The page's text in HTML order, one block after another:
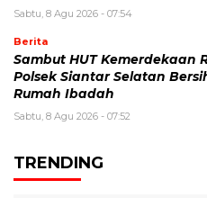
Sabtu, 8 Agu 2026 - 07:54
Berita
Sambut HUT Kemerdekaan
Polsek Siantar Selatan
Rumah Ibadah
Sabtu, 8 Agu 2026 - 07:52
TRENDING